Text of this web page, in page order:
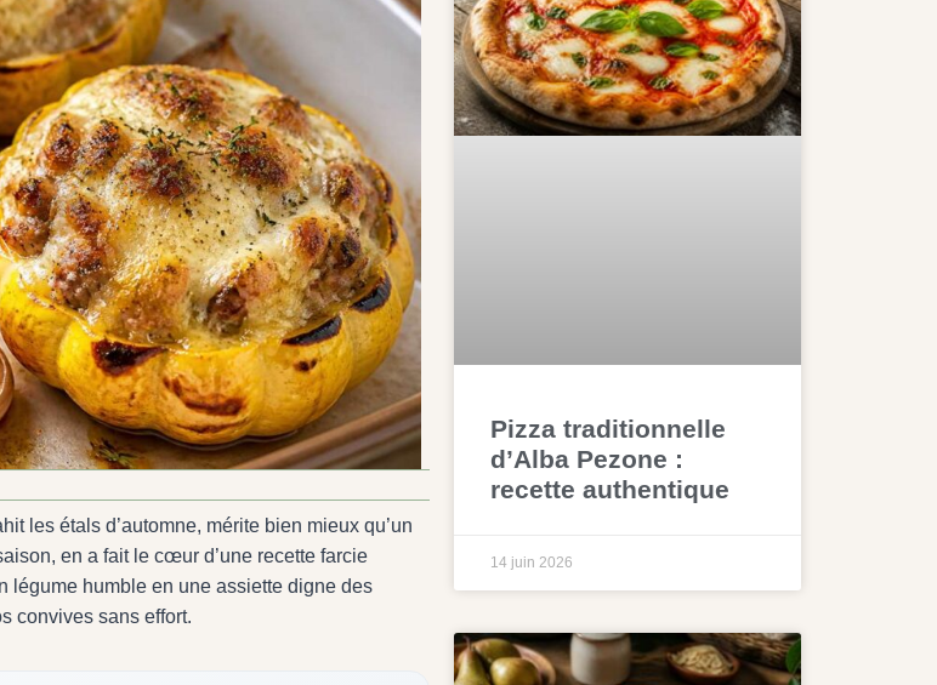
Pizza traditionnelle
d’Alba Pezone :
recette authentique
14 juin 2026
les étals d’automne, mérite bien mieux qu’un
en a fait le cœur d’une recette farcie
légume humble en une assiette digne des
convives sans effort.